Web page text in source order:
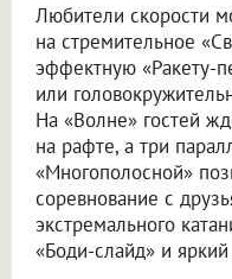
Любители скорости
на стремительное
эффектную «Ракету-
или
На «Волне» гостей
на рафте, а три
«Многополосной»
соревнование с
экстремального
«Боди-слайд» и